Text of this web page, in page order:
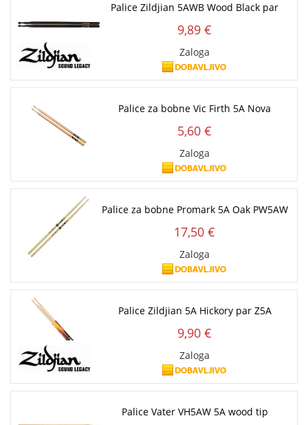
Palice Zildjian 5AWB Wood Black par
9,89 €
Zaloga
Palice za bobne Vic Firth 5A Nova
5,60 €
Zaloga
Palice za bobne Promark 5A Oak PW5AW
17,50 €
Zaloga
Palice Zildjian 5A Hickory par Z5A
9,90 €
Zaloga
Palice Vater VH5AW 5A wood tip